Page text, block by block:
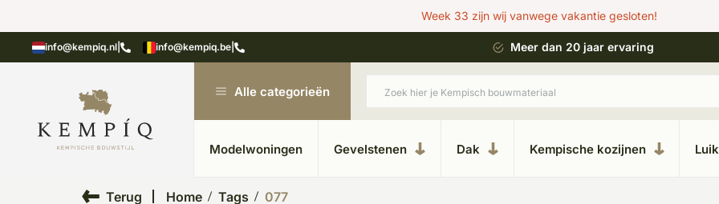
Week 33 zijn wij vanwege vakantie gesloten!
info@kempiq.nl info@kempiq.be
in kempische bouwstijl Meer dan 20 jaar ervaring Uitgebreide showroom in Kesteren
Alle categorieën
Modelwoningen Gevelstenen Dak Kempische kozijnen
Terug Home Tags 077